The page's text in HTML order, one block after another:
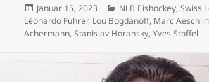
Veröffentlicht
am
Januar 15, 2023 Kategorien
NLB Eishockey,Swiss
Léonardo Fuhrer, Lou Bogdanoff, Marc
Achermann,Stanislav Horansky,Yves Stoffel